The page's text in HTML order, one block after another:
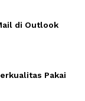
di Outlook
Pakai